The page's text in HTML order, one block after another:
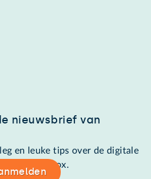
nieuwsbrief van
en leuke tips over de digitale
in de mailbox.